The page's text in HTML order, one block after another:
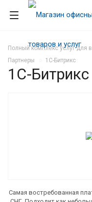
Полный комплекс услуг для
Партнеры
1C-Битрикс
1C-Битрикс
Cамая востребованная